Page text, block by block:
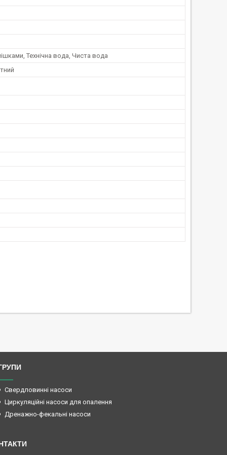
Технічна вода, Чиста вода
Свердловинні насоси
Циркуляційні насоси для опалення
Дренажно-фекальні насоси